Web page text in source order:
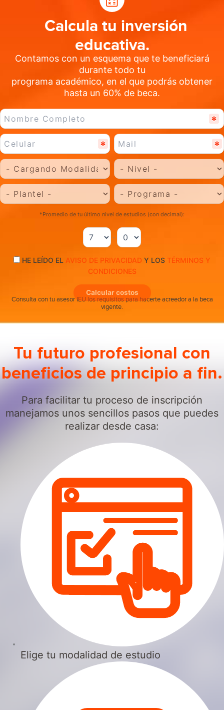
Calcula tu inversión
educativa.
Contamos con un esquema que te beneficiará
durante todo tu
programa académico, en el que podrás obtener
hasta un 60% de beca.
*Promedio de tu último nivel de estudios (con decimal):
.
HE LEÍDO EL AVISO DE PRIVACIDAD Y LOS TÉRMINOS Y
CONDICIONES
Calcular costos
Consulta con tu asesor IEU los requisitos para hacerte acreedor a la beca
vigente.
Tu futuro profesional con
beneficios de principio a fin.
Para facilitar tu proceso de inscripción
manejamos unos sencillos pasos que puedes
realizar desde casa:
Elige tu modalidad de estudio